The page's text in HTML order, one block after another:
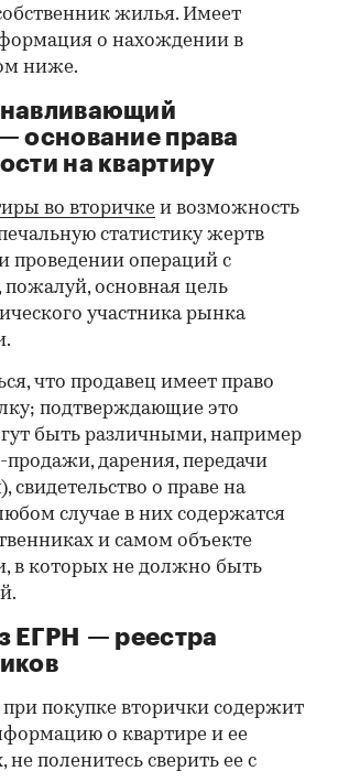
/ 00:00
жилья. Имеет
о нахождении в
ниже.
основание права
на квартиру
во вторичке и возможность
статистику жертв
проведении операций с
основная цель
участника рынка
что продавец имеет право
подтверждающие это
быть различными, например
продажи, дарения, передачи
свидетельство о праве на
случае в них содержатся
и самом объекте
в которых не должно быть
ЕГРН — реестра
покупке вторички содержит
о квартире и ее
не поленитесь сверить ее с